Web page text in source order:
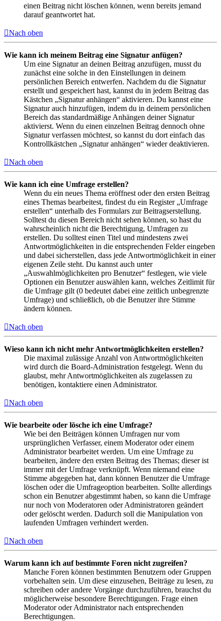
einen Beitrag nicht löschen können, wenn bereits jemand
darauf geantwortet hat.
Nach oben
Wie kann ich meinem Beitrag eine Signatur anfügen?
Um eine Signatur an deinen Beitrag anzufügen, musst du
zunächst eine solche in den Einstellungen in deinem
persönlichen Bereich entwerfen. Nachdem du die Signatur
erstellt und gespeichert hast, kannst du in jedem Beitrag das
Kästchen „Signatur anhängen“ aktivieren. Du kannst eine
Signatur auch hinzufügen, indem du in deinem persönlichen
Bereich das standardmäßige Anhängen deiner Signatur
aktivierst. Wenn du einen einzelnen Beitrag dennoch ohne
Signatur verfassen möchtest, so kannst du dort einfach das
Kontrollkästchen „Signatur anhängen“ wieder deaktivieren.
Nach oben
Wie kann ich eine Umfrage erstellen?
Wenn du ein neues Thema eröffnest oder den ersten Beitrag
eines Themas bearbeitest, findest du ein Register „Umfrage
erstellen“ unterhalb des Formulars zur Beitragserstellung.
Solltest du diesen Bereich nicht sehen können, so hast du
wahrscheinlich nicht die Berechtigung, Umfragen zu
erstellen. Du solltest einen Titel und mindestens zwei
Antwortmöglichkeiten in die entsprechenden Felder eingeben
und dabei sicherstellen, dass jede Antwortmöglichkeit in einer
eigenen Zeile steht. Du kannst auch unter
„Auswahlmöglichkeiten pro Benutzer“ festlegen, wie viele
Optionen ein Benutzer auswählen kann, welches Zeitlimit für
die Umfrage gilt (0 bedeutet dabei eine zeitlich unbegrenzte
Umfrage) und schließlich, ob die Benutzer ihre Stimme
ändern können.
Nach oben
Wieso kann ich nicht mehr Antwortmöglichkeiten erstellen?
Die maximal zulässige Anzahl von Antwortmöglichkeiten
wird durch die Board-Administration festgelegt. Wenn du
glaubst, mehr Antwortmöglichkeiten als zugelassen zu
benötigen, kontaktiere einen Administrator.
Nach oben
Wie bearbeite oder lösche ich eine Umfrage?
Wie bei den Beiträgen können Umfragen nur vom
ursprünglichen Verfasser, einem Moderator oder einem
Administrator bearbeitet werden. Um eine Umfrage zu
bearbeiten, ändere den ersten Beitrag des Themas; dieser ist
immer mit der Umfrage verknüpft. Wenn niemand eine
Stimme abgegeben hat, dann können Benutzer die Umfrage
löschen oder die Umfrageoption bearbeiten. Sollte allerdings
schon ein Benutzer abgestimmt haben, so kann die Umfrage
nur noch von Moderatoren oder Administratoren geändert
oder gelöscht werden. Dadurch soll die Manipulation von
laufenden Umfragen verhindert werden.
Nach oben
Warum kann ich auf bestimmte Foren nicht zugreifen?
Manche Foren können bestimmten Benutzern oder Gruppen
vorbehalten sein. Um diese einzusehen, Beiträge zu lesen, zu
schreiben oder andere Vorgänge durchzuführen, brauchst du
möglicherweise besondere Berechtigungen. Frage einen
Moderator oder Administrator nach entsprechenden
Berechtigungen.